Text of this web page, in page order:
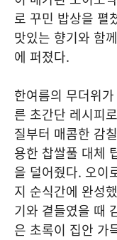
로 꾸민 밥상을 펼
맛있는 향기와 함
에 퍼졌다.
한여름의 무더위
른 초간단 레시피
질부터 매콤한 감
용한 찹쌀풀 대체
을 덜어줬다. 오이
지 순식간에 완성
기와 곁들였을 때
은 초록이 집안 가